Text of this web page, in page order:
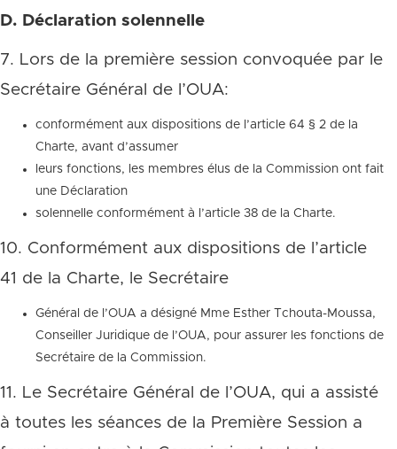
D. Déclaration solennelle
7. Lors de la première session convoquée par le
Secrétaire Général de l’OUA:
conformément aux dispositions de l’article 64 § 2 de la
Charte, avant d’assumer
leurs fonctions, les membres élus de la Commission ont fait
une Déclaration
solennelle conformément à l’article 38 de la Charte.
10. Conformément aux dispositions de l’article
41 de la Charte, le Secrétaire
Général de l’OUA a désigné Mme Esther Tchouta-Moussa,
Conseiller Juridique de l’OUA, pour assurer les fonctions de
Secrétaire de la Commission.
11. Le Secrétaire Général de l’OUA, qui a assisté
à toutes les séances de la Première Session a